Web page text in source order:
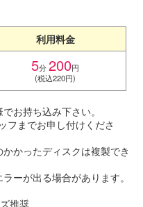
利用料金
5分200円
(税込220円)
お持ち込み下さい。
フまでお申し付けくださ
かったディスクは複製でき
ーが出る場合があります。
推奨